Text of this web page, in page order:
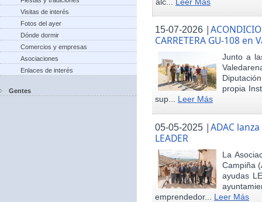
Visitas de interés
Fotos del ayer
Dónde dormir
Comercios y empresas
Asociaciones
Enlaces de interés
Gentes
15-07-2026 |
CARRETERA GU-108 en
Junto a
propia
sup... Leer Más
05-05-2025 |ADAC
LEADER
La
Campiña
ayudas
emprendedor... Leer Más